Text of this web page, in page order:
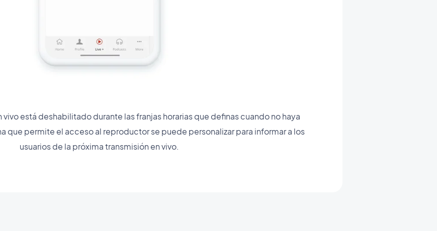
está deshabilitado durante las franjas horarias que definas cuando no haya
que permite el acceso al reproductor se puede personalizar para informar a los
usuarios de la próxima transmisión en vivo.